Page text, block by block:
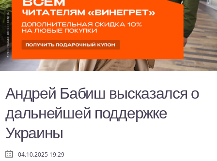
Андрей Бабиш высказался о
дальнейшей поддержке
Украины
04.10.2025 19:29